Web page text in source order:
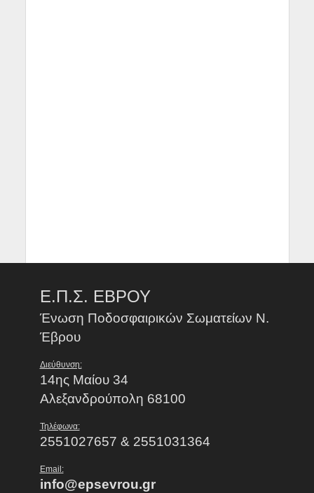
Ε.Π.Σ. ΕΒΡΟΥ
Ένωση Ποδοσφαιρικών Σωματείων Ν.
Έβρου
Διεύθυνση:
14ης Μαίου 34
Αλεξανδρούπολη 68100
Τηλέφωνα:
2551027657 & 2551031364
Email:
info@epsevrou.gr